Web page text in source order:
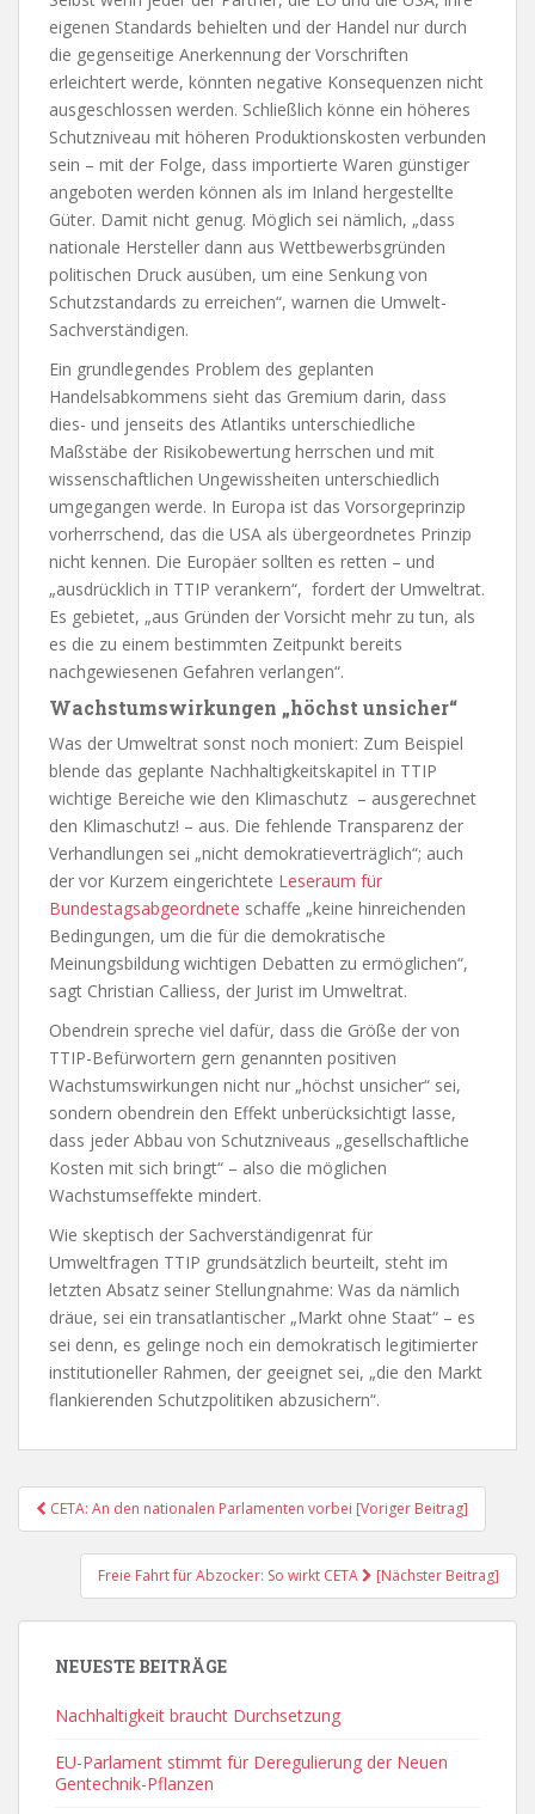
eigenen Standards behielten und der Handel nur durch
die gegenseitige Anerkennung der Vorschriften
erleichtert werde, könnten negative Konsequenzen nicht
ausgeschlossen werden. Schließlich könne ein höheres
Schutzniveau mit höheren Produktionskosten verbunden
sein – mit der Folge, dass importierte Waren günstiger
angeboten werden können als im Inland hergestellte
Güter. Damit nicht genug. Möglich sei nämlich, „dass
nationale Hersteller dann aus Wettbewerbsgründen
politischen Druck ausüben, um eine Senkung von
Schutzstandards zu erreichen“, warnen die Umwelt-
Sachverständigen.
Ein grundlegendes Problem des geplanten
Handelsabkommens sieht das Gremium darin, dass
dies- und jenseits des Atlantiks unterschiedliche
Maßstäbe der Risikobewertung herrschen und mit
wissenschaftlichen Ungewissheiten unterschiedlich
umgegangen werde. In Europa ist das Vorsorgeprinzip
vorherrschend, das die USA als übergeordnetes Prinzip
nicht kennen. Die Europäer sollten es retten – und
„ausdrücklich in TTIP verankern“, fordert der Umweltrat.
Es gebietet, „aus Gründen der Vorsicht mehr zu tun, als
es die zu einem bestimmten Zeitpunkt bereits
nachgewiesenen Gefahren verlangen“.
Wachstumswirkungen „höchst unsicher“
Was der Umweltrat sonst noch moniert: Zum Beispiel
blende das geplante Nachhaltigkeitskapitel in TTIP
wichtige Bereiche wie den Klimaschutz – ausgerechnet
den Klimaschutz! – aus. Die fehlende Transparenz der
Verhandlungen sei „nicht demokratieverträglich“; auch
der vor Kurzem eingerichtete Leseraum für
Bundestagsabgeordnete schaffe „keine hinreichenden
Bedingungen, um die für die demokratische
Meinungsbildung wichtigen Debatten zu ermöglichen“,
sagt Christian Calliess, der Jurist im Umweltrat.
Obendrein spreche viel dafür, dass die Größe der von
TTIP-Befürwortern gern genannten positiven
Wachstumswirkungen nicht nur „höchst unsicher“ sei,
sondern obendrein den Effekt unberücksichtigt lasse,
dass jeder Abbau von Schutzniveaus „gesellschaftliche
Kosten mit sich bringt“ – also die möglichen
Wachstumseffekte mindert.
Wie skeptisch der Sachverständigenrat für
Umweltfragen TTIP grundsätzlich beurteilt, steht im
letzten Absatz seiner Stellungnahme: Was da nämlich
dräue, sei ein transatlantischer „Markt ohne Staat“ – es
sei denn, es gelinge noch ein demokratisch legitimierter
institutioneller Rahmen, der geeignet sei, „die den Markt
flankierenden Schutzpolitiken abzusichern“.
Post
Navigation
CETA: An den nationalen Parlamenten vorbei [Voriger Beitrag]
Freie Fahrt für Abzocker: So wirkt CETA [Nächster Beitrag]
NEUESTE BEITRÄGE
Nachhaltigkeit braucht Durchsetzung
EU-Parlament stimmt für Deregulierung der Neuen
Gentechnik-Pflanzen